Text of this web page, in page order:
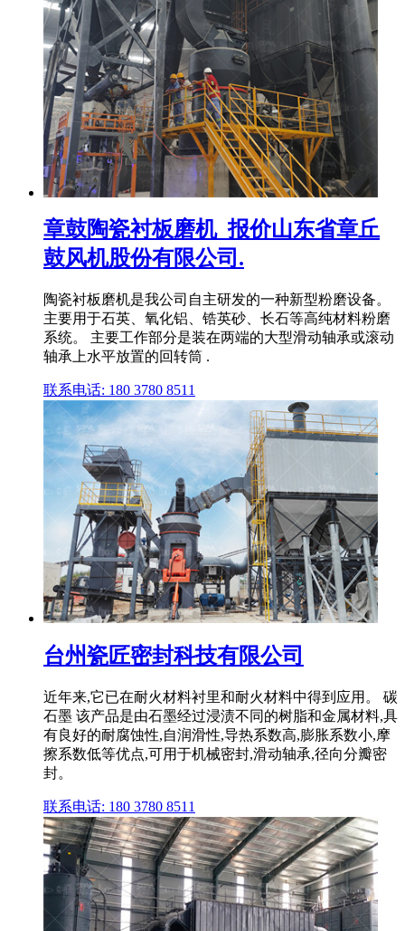
章鼓陶瓷衬板磨机_报价山东省章丘
鼓风机股份有限公司.
陶瓷衬板磨机是我公司自主研发的一种新型粉磨设备。
主要用于石英、氧化铝、锆英砂、长石等高纯材料粉磨
系统。 主要工作部分是装在两端的大型滑动轴承或滚动
轴承上水平放置的回转筒 .
联系电话: 180 3780 8511
台州瓷匠密封科技有限公司
近年来,它已在耐火材料衬里和耐火材料中得到应用。 碳
石墨 该产品是由石墨经过浸渍不同的树脂和金属材料,具
有良好的耐腐蚀性,自润滑性,导热系数高,膨胀系数小,摩
擦系数低等优点,可用于机械密封,滑动轴承,径向分瓣密
封。
联系电话: 180 3780 8511